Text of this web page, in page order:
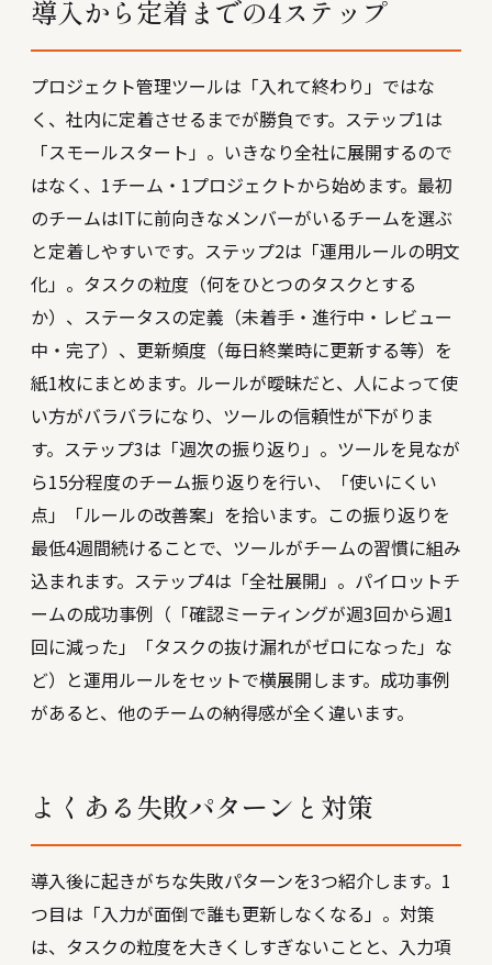
導入から定着までの4ステップ
プロジェクト管理ツールは「入れて終わり」ではな
く、社内に定着させるまでが勝負です。ステップ1は
「スモールスタート」。いきなり全社に展開するので
はなく、1チーム・1プロジェクトから始めます。最初
のチームはITに前向きなメンバーがいるチームを選ぶ
と定着しやすいです。ステップ2は「運用ルールの明文
化」。タスクの粒度（何をひとつのタスクとする
か）、ステータスの定義（未着手・進行中・レビュー
中・完了）、更新頻度（毎日終業時に更新する等）を
紙1枚にまとめます。ルールが曖昧だと、人によって使
い方がバラバラになり、ツールの信頼性が下がりま
す。ステップ3は「週次の振り返り」。ツールを見なが
ら15分程度のチーム振り返りを行い、「使いにくい
点」「ルールの改善案」を拾います。この振り返りを
最低4週間続けることで、ツールがチームの習慣に組み
込まれます。ステップ4は「全社展開」。パイロットチ
ームの成功事例（「確認ミーティングが週3回から週1
回に減った」「タスクの抜け漏れがゼロになった」な
ど）と運用ルールをセットで横展開します。成功事例
があると、他のチームの納得感が全く違います。
よくある失敗パターンと対策
導入後に起きがちな失敗パターンを3つ紹介します。1
つ目は「入力が面倒で誰も更新しなくなる」。対策
は、タスクの粒度を大きくしすぎないことと、入力項